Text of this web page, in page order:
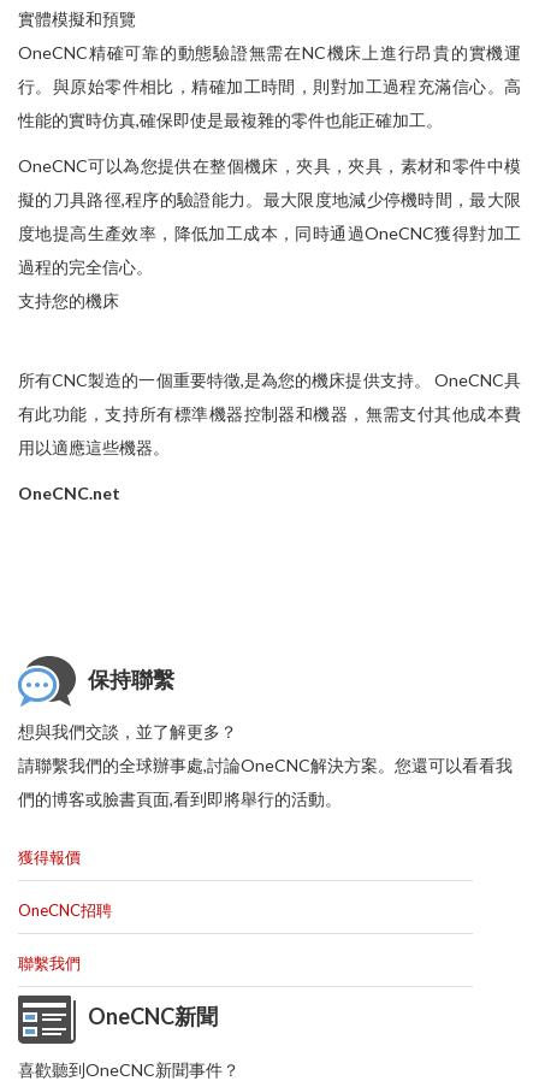
實體模擬和預覽
OneCNC精確可靠的動態驗證無需在NC機床上進行昂貴的實機運
行。與原始零件相比，精確加工時間，則對加工過程充滿信心。高
性能的實時仿真,確保即使是最複雜的零件也能正確加工。
OneCNC可以為您提供在整個機床，夾具，夾具，素材和零件中模
擬的刀具路徑,程序的驗證能力。最大限度地減少停機時間，最大限
度地提高生產效率，降低加工成本，同時通過OneCNC獲得對加工
過程的完全信心。
支持您的機床
所有CNC製造的一個重要特徵,是為您的機床提供支持。 OneCNC具
有此功能，支持所有標準機器控制器和機器，無需支付其他成本費
用以適應這些機器。
OneCNC.net
保持聯繫
想與我們交談，並了解更多？
請聯繫我們的全球辦事處,討論OneCNC解決方案。您還可以看看我
們的博客或臉書頁面,看到即將舉行的活動。
獲得報價
OneCNC招聘
聯繫我們
OneCNC新聞
喜歡聽到OneCNC新聞事件？